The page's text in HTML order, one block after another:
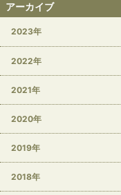
アーカイブ
2023年
2022年
2021年
2020年
2019年
2018年